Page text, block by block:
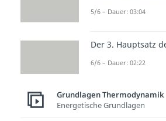
5/6 – Dauer: 03:04
Der 3. Hauptsatz
6/6 – Dauer: 02:22
Grundlagen Thermodynamik
Energetische Grundlagen